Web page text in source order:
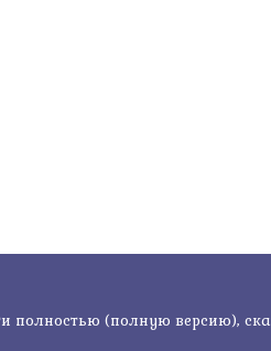
полностью (полную версию),